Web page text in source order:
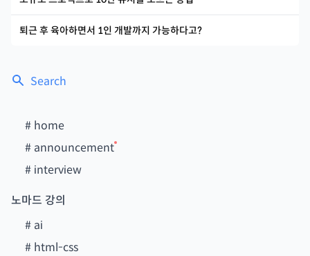
Search
# home
# announcement
# interview
노마드 강의
# ai
# html-css
퇴근 후 육아하면서 1인 개발까지 가능하다고?